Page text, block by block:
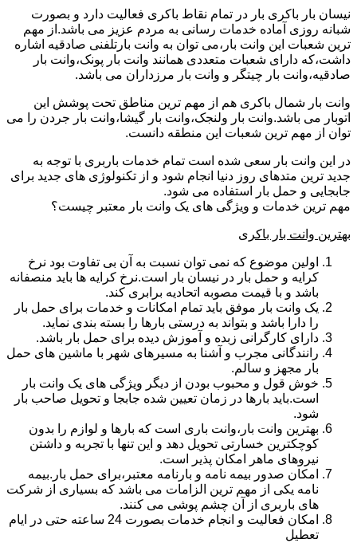
نیسان بار باکری بار در تمام نقاط باکری فعالیت دارد و بصورت
شبانه روزی آماده خدمات رسانی به مردم عزیز می باشد.از مهم
ترین شعبات این وانت بار،می توان به وانت بارتلفنی صادقیه اشاره
داشت،که دارای شعبات متعددی همانند وانت بار پونک،وانت بار
صادقیه،وانت بار چیتگر و وانت بار مرزداران می باشد.
وانت بار شمال باکری هم از مهم ترین مناطق تحت پوشش این
اتوبار می باشد.وانت بار ولنجک،وانت بار گیشا،وانت بار جردن را می
توان از مهم ترین شعبات این منطقه دانست.
در این وانت بار سعی شده است تمام خدمات باربری با توجه به
جدید ترین متدهای روز دنیا انجام شود و از تکنولوژی های جدید برای
جابجایی و حمل بار استفاده می شود.
مهم ترین خدمات و ویژگی های یک وانت بار معتبر چیست؟
بهترین وانت بار باکری
اولین موضوع که نمی توان نسبت به آن بی تفاوت بود نرخ
کرایه و حمل بار در نیسان بار است.نرخ کرایه ها باید منصفانه
باشد و با قیمت مصوبه اتحادیه برابری کند.
یک وانت بار موفق باید تمام امکانات و خدمات برای حمل بار
را دارا باشد و بتواند به درستی بارها را بسته بندی نماید.
دارای کارگرانی زبده و آموزش دیده برای حمل بار باشد.
رانندگانی مجرب و آشنا به مسیرهای شهر با ماشین های حمل
بار مجهز و سالم.
خوش قول و محبوب بودن از دیگر ویژگی های یک وانت بار
است.باید بارها در زمان تعیین شده جابجا و تحویل صاحب بار
شود.
بهترین وانت بار،وانت باری است که بارها و لوازم را بدون
کوچکترین خسارتی تحویل دهد و این تنها با تجربه و داشتن
نیروهای ماهر امکان پذیر است.
امکان صدور بیمه نامه و بارنامه معتبر،برای حمل بار.بیمه
نامه یکی از مهم ترین الزامات می باشد که بسیاری از شرکت
های باربری از آن چشم پوشی می کنند.
امکان فعالیت و انجام خدمات بصورت 24 ساعته حتی در ایام
تعطیل